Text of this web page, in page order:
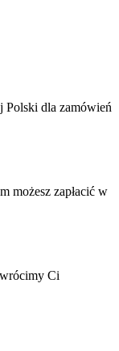
Polski dla zamówień
możesz zapłacić w
Ci